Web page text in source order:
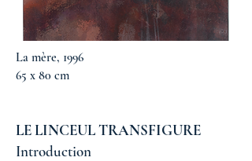
La mère, 1996
65 x 80 cm
LE LINCEUL TRANSFIGURE
Introduction